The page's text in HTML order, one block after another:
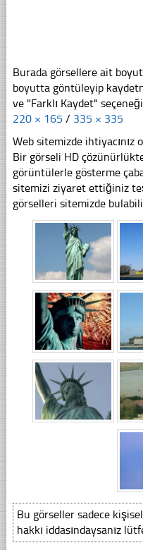
Burada görsellere ait
boyutta göntüleyip
ve "Farklı Kaydet"
220 × 165 / 335 × 335
Web sitemizde ihtiyacınız
Bir görseli HD
görüntülerle gösterme
sitemizi ziyaret ettiğiniz
görselleri sitemizde
Bu görseller sadece
hakkı iddasındaysanız